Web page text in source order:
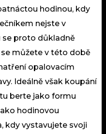
hodinou, kdy
nejste v
se proto důkladně
můžete v této době
opalovacím
Ideálně však koupání
berte jako formu
hodinovou
kdy vystavujete svoji